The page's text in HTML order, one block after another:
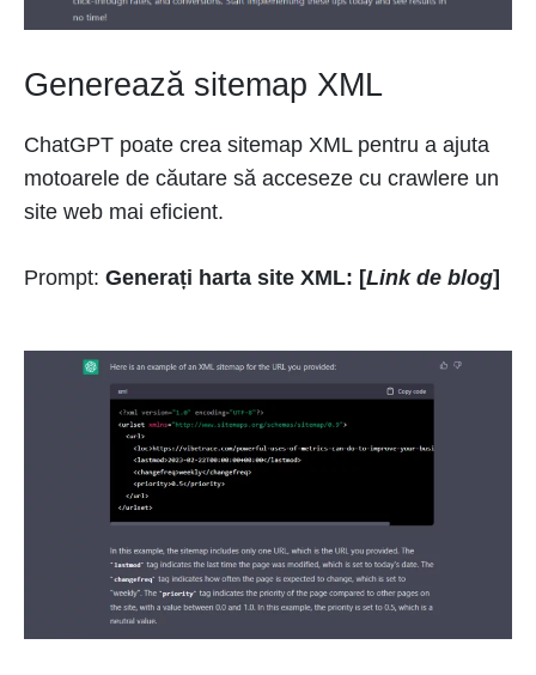
Generează sitemap XML
ChatGPT poate crea sitemap XML pentru a ajuta
motoarele de căutare să acceseze cu crawlere un
site web mai eficient.
Prompt: Generați harta site XML: [Link de blog]